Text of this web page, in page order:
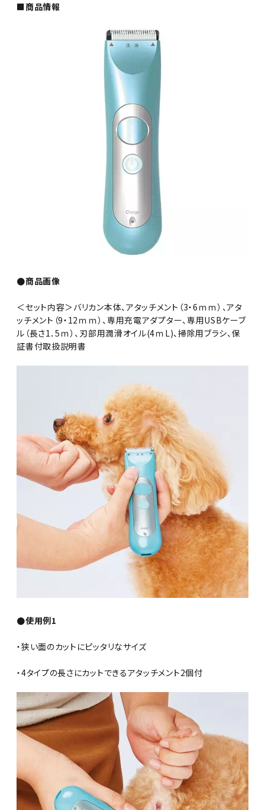
■商品情報
●商品画像
＜セット内容＞バリカン本体、アタッチメント（3・6ｍｍ）、アタ
ッチメント（9・12ｍｍ）、専用充電アダプター、専用USBケーブ
ル（長さ1．5ｍ）、刃部用潤滑オイル(4ｍL)、掃除用ブラシ、保
証書付取扱説明書
●使用例1
・狭い面のカットにピッタリなサイズ
・4タイプの長さにカットできるアタッチメント2個付